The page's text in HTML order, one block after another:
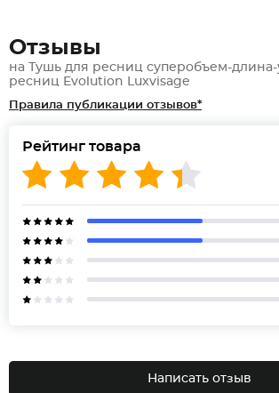
Отзывы
на Тушь для ресниц суперобъем-
ресниц Evolution Luxvisage
Правила публикации отзывов*
Рейтинг товара
Написать отзыв